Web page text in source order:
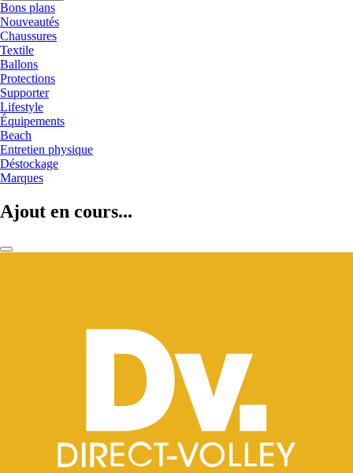
Bons plans
Nouveautés
Chaussures
Textile
Ballons
Protections
Supporter
Lifestyle
Équipements
Beach
Entretien physique
Déstockage
Marques
Ajout en cours...